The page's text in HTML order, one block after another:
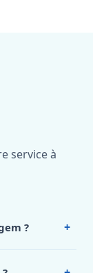
service à
? +